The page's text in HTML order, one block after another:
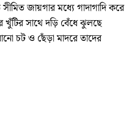
জায়গার মধ্যে গাদাগাদি করে
সাথে দড়ি বেঁধে ঝুলছে
চট ও ছেঁড়া মাদরে তাদের